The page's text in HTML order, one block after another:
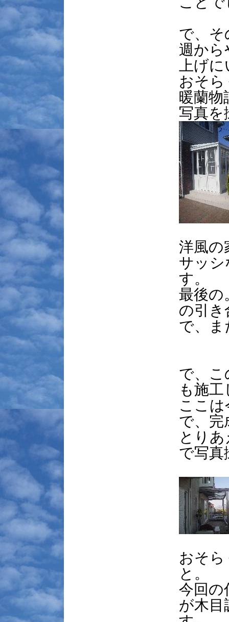
で、そ
週から
上げ
おそ
暖蘭物
写真を
洋風の
サッシ
す。
最後の
の引
で、ま
で、こ
も施
ここ
で、完
とり
で写真
おそ
と。
今回の
が木目